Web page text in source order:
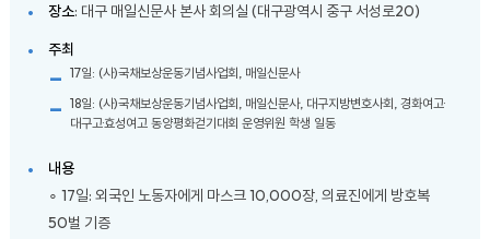
장소: 대구 매일신문사 본사 회의실 (대구광역시 중구 서성로20)
주최
17일: (사)국채보상운동기념사업회, 매일신문사
18일: (사)국채보상운동기념사업회, 매일신문사, 대구지방변호사회, 경화여고·
대구고·효성여고 동양평화걷기대회 운영위원 학생 일동
내용
∘ 17일: 외국인 노동자에게 마스크 10,000장, 의료진에게 방호복
50벌 기증